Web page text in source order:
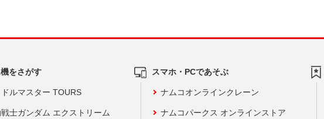
をさがす
ルマスター TOURS
士ガンダム エクストリーム
スマホ・PCであそぶ
ナムコオンラインクレーン
ナムコパークス オンラインストア